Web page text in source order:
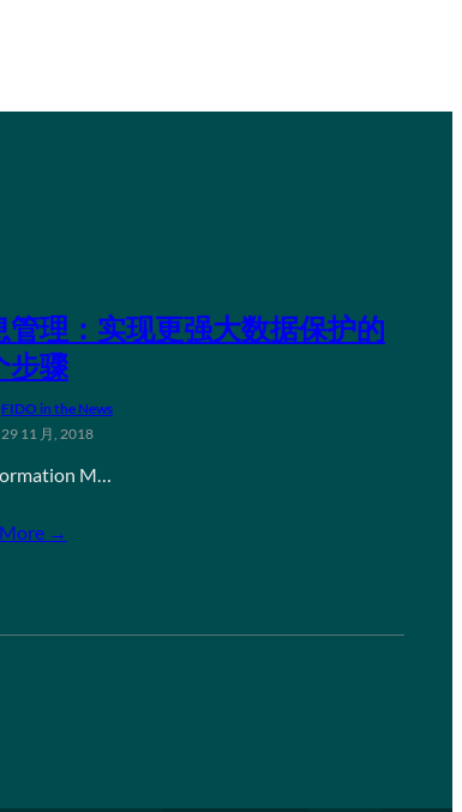
管理：实现更强大数据保护的
步骤
FIDO in the News
29 11 月, 2018
M…
More →